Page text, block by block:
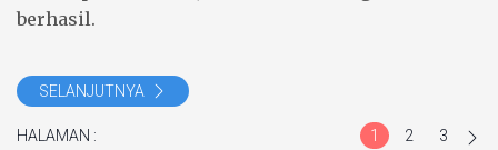
berhasil.
SELANJUTNYA
HALAMAN : 1 2 3